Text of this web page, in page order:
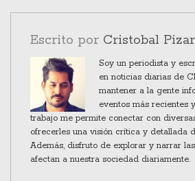
espiritual, nos ofrece lecciones
liderazgo cristiano que siguen
hoy en día.
Escrito por Cristobal
Soy un periodista y
en noticias diarias de
mantener a la gente
eventos más recientes
trabajo me permite conectar con
ofrecerles una visión crítica y detallada
Además, disfruto de explorar y narrar
afectan a nuestra sociedad diariamente.